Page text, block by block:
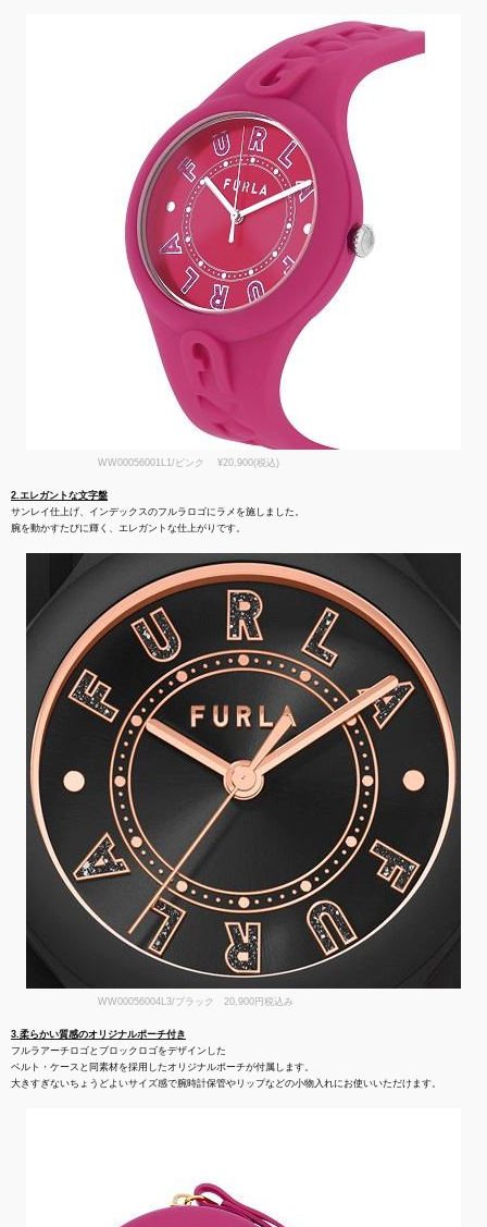
WW00056001L1/ピンク ¥20,900(税込)
2.エレガントな文字盤
サンレイ仕上げ、インデックスのフルラロゴにラメを施しました。
腕を動かすたびに輝く、エレガントな仕上がりです。
WW00056004L3/ブラック 20,900円税込み
3.柔らかい質感のオリジナルポーチ付き
フルラアーチロゴとブロックロゴをデザインした
ベルト・ケースと同素材を採用したオリジナルポーチが付属します。
大きすぎないちょうどよいサイズ感で腕時計保管やリップなどの小物入れにお使いいただけます。